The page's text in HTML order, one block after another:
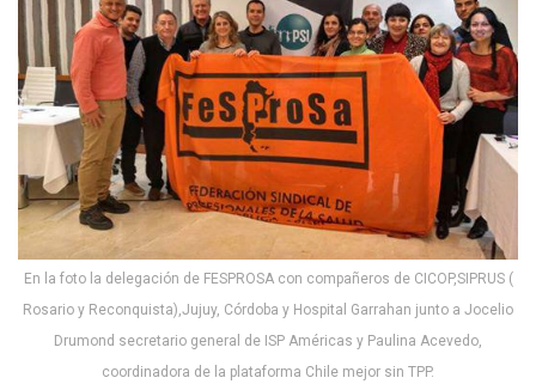
En la foto la delegación de FESPROSA con compañeros de CICOP,SIPRUS (
Rosario y Reconquista),Jujuy, Córdoba y Hospital Garrahan junto a Jocelio
Drumond secretario general de ISP Américas y Paulina Acevedo,
coordinadora de la plataforma Chile mejor sin TPP.